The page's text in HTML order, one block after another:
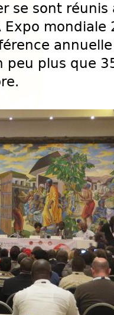
se sont réunis
Expo
peu plus que